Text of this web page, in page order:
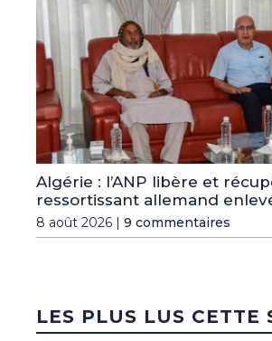
Algérie : l’ANP libère et
ressortissant allemand
8 août 2026 | 9 commentaires
LES PLUS LUS CETTE